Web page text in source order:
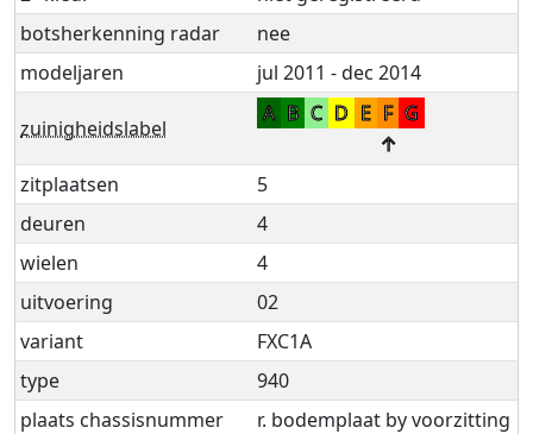
botsherkenning radar
nee
modeljaren
jul 2011 - dec 2014
zuinigheidslabel
A B C D E F G
↑
zitplaatsen
5
deuren
4
wielen
4
uitvoering
02
variant
FXC1A
type
940
plaats chassisnummer
r. bodemplaat by voorzitting